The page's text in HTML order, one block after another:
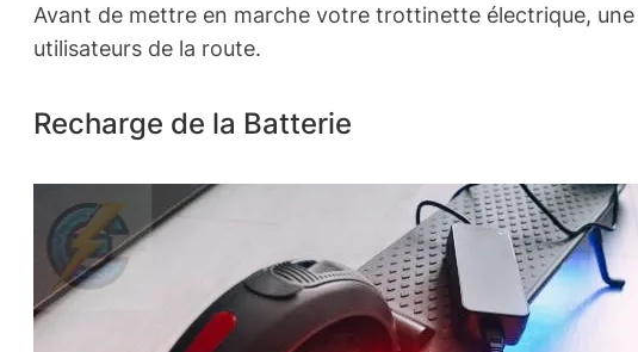
Avant de mettre en marche votre trottinette électrique,
utilisateurs de la route.
Recharge de la Batterie